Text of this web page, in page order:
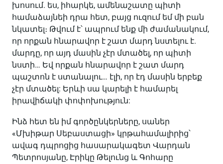
խոսում. ես, իհարկե, ամենաշատը պիտի
համաձայնեի դրա հետ, բայց ուզում եմ մի բան
նկատել։ Թվում է՝ ապրում ենք մի ժամանակում,
որ որքան հնարավոր է շատ մարդ նստելու է.
մարդը, որ այդ մասին չէր մտածել, որ պիտի
նստի… Եվ որքան հնարավոր է շատ մարդ
պաշտոն է ստանալու… էլի, որ էդ մասին երբեք
չէր մտածել: Երևի սա կարելի է համարել
իրավիճակի փոփոխություն:
Ինձ հետ են իմ գործընկերները, սաներ
«Մխիթար Սեբաստացի» կրթահամալիրից՝
ավագ դպրոցից հասարակագետ Վարդան
Պետրոսյանը, Էրիկը Թելունց և Գոհարը